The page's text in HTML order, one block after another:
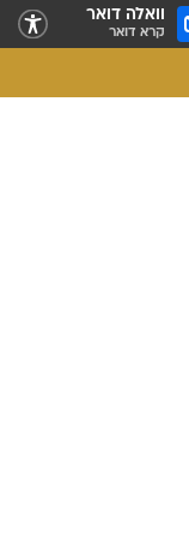
וואלה דואר
קרא דואר